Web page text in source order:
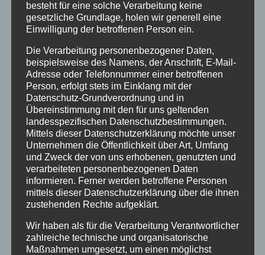
Neueste Beiträge
Energetische Gebäudesanierung zum
Effizienzhaus und Plus-Energie-Einfamilienhaus
Zukunftsorientierte Heiztechnik und Nutzung
erneuerbare Energien
20 Jahre Erzgruben Burgberg –
Jubiläumssommer mit vielen besonderen
Erlebnissen
Halbzeit im Mikrozensus
Burgberger Dorfabende
besteht für eine solche Verarbeitung keine
gesetzliche Grundlage, holen wir generell eine
Einwilligung der betroffenen Person ein.
Die Verarbeitung personenbezogener Daten,
beispielsweise des Namens, der Anschrift, E-Mail-
Adresse oder Telefonnummer einer betroffenen
Person, erfolgt stets im Einklang mit der
Datenschutz-Grundverordnung und in
Übereinstimmung mit den für uns geltenden
landesspezifischen Datenschutzbestimmungen.
Mittels dieser Datenschutzerklärung möchte unser
Unternehmen die Öffentlichkeit über Art, Umfang
und Zweck der von uns erhobenen, genutzten und
verarbeiteten personenbezogenen Daten
informieren. Ferner werden betroffene Personen
mittels dieser Datenschutzerklärung über die ihnen
zustehenden Rechte aufgeklärt.
Wir haben als für die Verarbeitung Verantwortlicher
zahlreiche technische und organisatorische
Maßnahmen umgesetzt, um einen möglichst